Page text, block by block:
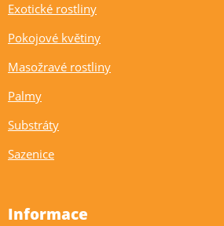
Exotické rostliny
Pokojové květiny
Masožravé rostliny
Palmy
Substráty
Sazenice
Informace